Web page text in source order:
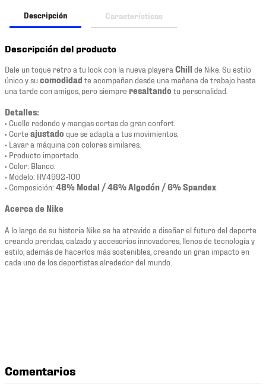
Descripción Características
Descripción del producto
Dale un toque retro a tu look con la nueva playera Chill de Nike. Su estilo
único y su comodidad te acompañan desde una mañana de trabajo hasta
una tarde con amigos, pero siempre resaltando tu personalidad.
Detalles:
• Cuello redondo y mangas cortas de gran confort.
• Corte ajustado que se adapta a tus movimientos.
• Lavar a máquina con colores similares.
• Producto importado.
• Color: Blanco.
• Modelo: HV4992-100
• Composición: 48% Modal / 46% Algodón / 6% Spandex
Acerca de Nike
A lo largo de su historia Nike se ha atrevido a diseñar el futuro del deporte
creando prendas, calzado y accesorios innovadores, llenos de tecnología y
estilo, además de hacerlos más sostenibles, creando un gran impacto en
cada uno de los deportistas alrededor del mundo.
Comentarios